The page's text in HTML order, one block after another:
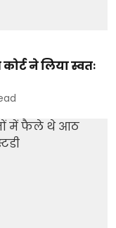
ने लिया स्वतः